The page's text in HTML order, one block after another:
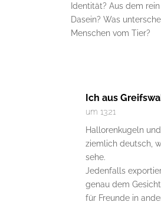
Identität? Aus dem
Dasein? Was
Menschen vom Tier?
Ich aus
um 13:21
Hallorenkugeln
ziemlich deutsch,
sehe.
Jedenfalls
genau dem
für Freunde in